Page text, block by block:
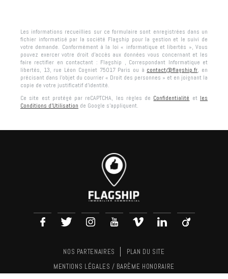
Les informations recueillies sur ce formulaire sont enregistrées dans un
fichier informatisé par la société Flagship pour la gestion et le suivi de
votre demande. Conformément à la loi « informatique et libertés », Vous
pouvez exercer votre droit d'accès aux données vous concernant et les
faire rectifier en contactant : Flagship , Correspondant Informatique et
libertés, 13, rue Léon Cogniet 75017 Paris ou à contact@flagship.fr, en
précisant dans l’objet du courrier « Droit des personnes » et en joignant la
copie de votre justificatif d’identité.
Ce site est protégé par reCAPTCHA, les règles de Confidentialité et les
Conditions d'Utilisation de Google s'appliquent.
NOS PARTENAIRES
PLAN DU SITE
MENTIONS LÉGALES / BARÈME HONORAIRE